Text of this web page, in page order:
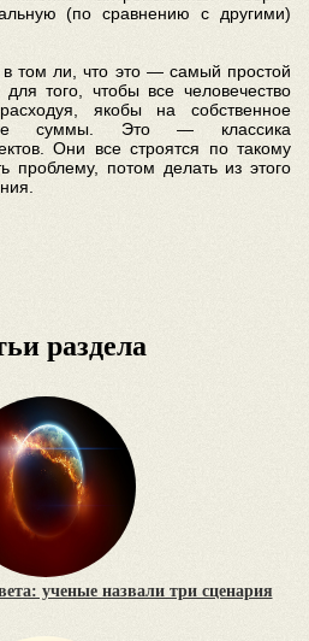
(по сравнению с другими)
том ли, что это — самый простой
того, чтобы все человечество
якобы на собственное
суммы. Это — классика
Они все строятся по такому
проблему, потом делать из этого
раздела
ученые назвали три сценария